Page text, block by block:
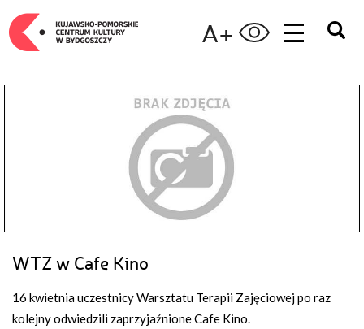
A+
WTZ w Cafe Kino
16 kwietnia uczestnicy Warsztatu Terapii Zajęciowej po raz
kolejny odwiedzili zaprzyjaźnione Cafe Kino.